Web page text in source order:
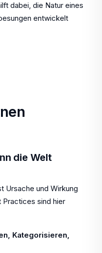
dabei, die Natur eines
entwickelt
die Welt
Ursache und Wirkung
Practices sind hier
Kategorisieren,